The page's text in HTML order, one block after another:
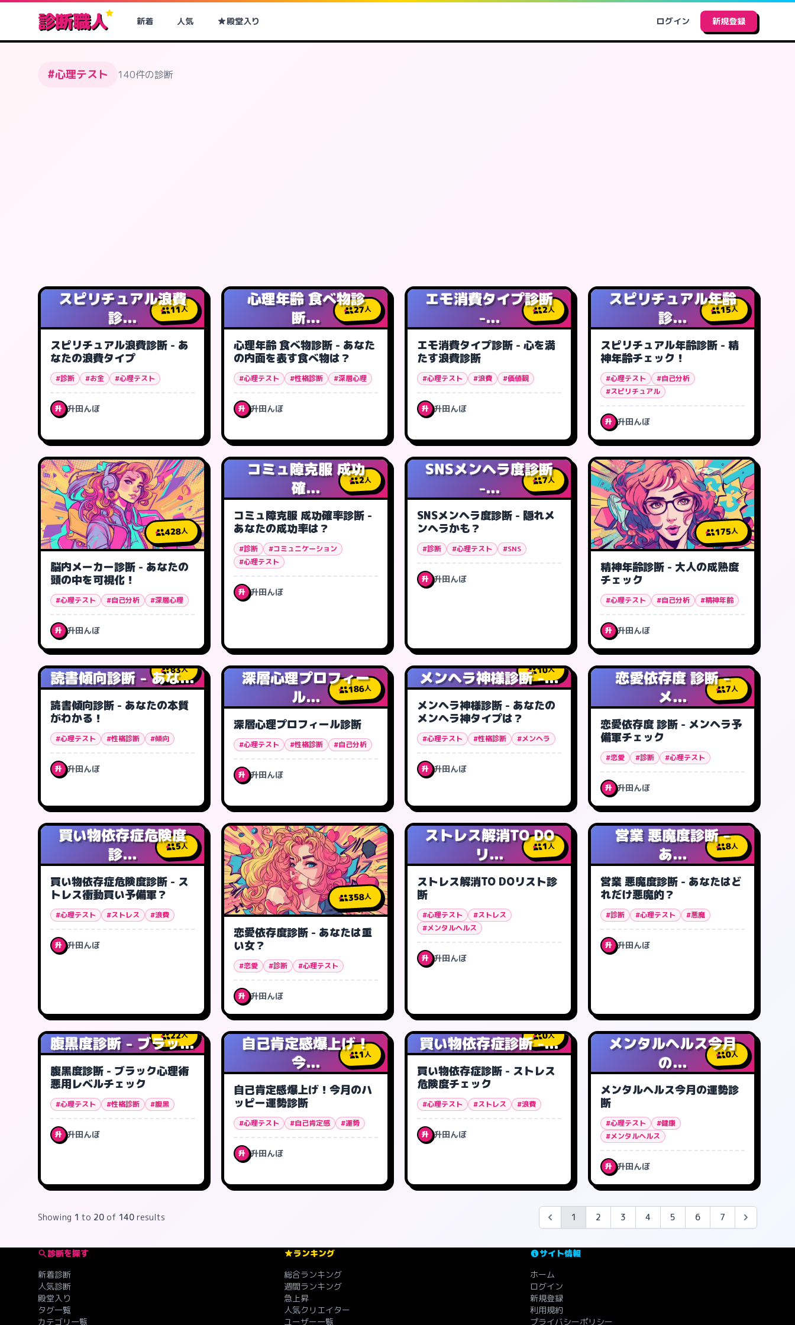
診断職人 新着 人気 殿堂入り ログイン 新規登録
#心理テスト 140件の診断
スピリチュアル浪費
診...
11人
スピリチュアル浪費診断 - あ
なたの浪費タイプ
#診断 #お金 #心理テスト
升 升田んぼ
心理年齢 食べ物診
断...
27人
心理年齢 食べ物診断 - あなた
の内面を表す食べ物は？
#心理テスト #性格診断 #深層心理
升 升田んぼ
エモ消費タイプ診断
-...
2人
エモ消費タイプ診断 - 心を満
たす浪費診断
#心理テスト #浪費 #価値観
升 升田んぼ
スピリチュアル年齢
診...
15人
スピリチュアル年齢診断 - 精
神年齢チェック！
#心理テスト
#自己分析
#スピリチュアル
升 升田んぼ
428人
脳内メーカー診断 - あなたの
頭の中を可視化！
#心理テスト #自己分析 #深層心理
升 升田んぼ
コミュ障克服 成功
確...
2人
コミュ障克服 成功確率診断 -
あなたの成功率は？
#診断
#コミュニケーション
#心理テスト
升 升田んぼ
SNSメンヘラ度診断
-...
7人
SNSメンヘラ度診断 - 隠れメ
ンヘラかも？
#診断 #心理テスト #SNS
升 升田んぼ
175人
精神年齢診断 - 大人の成熟度
チェック
#心理テスト #自己分析 #精神年齢
升 升田んぼ
読書傾向診断 - あな...
83人
読書傾向診断 - あなたの本質
がわかる！
#心理テスト #性格診断 #傾向
升 升田んぼ
深層心理プロフィー
ル...
186人
深層心理プロフィール診断
#心理テスト #性格診断 #自己分析
升 升田んぼ
メンヘラ神様診断 -...
10人
メンヘラ神様診断 - あなたの
メンヘラ神タイプは？
#心理テスト #性格診断 #メンヘラ
升 升田んぼ
恋愛依存度 診断 -
メ...
7人
恋愛依存度 診断 - メンヘラ予
備軍チェック
#恋愛 #診断 #心理テスト
升 升田んぼ
買い物依存症危険度
診...
5人
買い物依存症危険度診断 - ス
トレス衝動買い予備軍？
#心理テスト #ストレス #浪費
升 升田んぼ
358人
恋愛依存度診断 - あなたは重
い女？
#恋愛 #診断 #心理テスト
升 升田んぼ
ストレス解消TO DO
リ...
1人
ストレス解消TO DOリスト診
断
#心理テスト
#ストレス
#メンタルヘルス
升 升田んぼ
営業 悪魔度診断 -
あ...
8人
営業 悪魔度診断 - あなたはど
れだけ悪魔的？
#診断 #心理テスト #悪魔
升 升田んぼ
腹黒度診断 - ブラッ...
22人
腹黒度診断 - ブラック心理術
悪用レベルチェック
#心理テスト #性格診断 #腹黒
升 升田んぼ
自己肯定感爆上げ！
今...
1人
自己肯定感爆上げ！今月のハ
ッピー運勢診断
#心理テスト #自己肯定感 #運勢
升 升田んぼ
買い物依存症診断 -...
0人
買い物依存症診断 - ストレス
危険度チェック
#心理テスト #ストレス #浪費
升 升田んぼ
メンタルヘルス今月
の...
0人
メンタルヘルス今月の運勢診
断
#心理テスト
#健康
#メンタルヘルス
升 升田んぼ
Showing 1 to 20 of 140 results 1 2 3 4 5 6 7
診断を探す
新着診断
人気診断
殿堂入り
タグ一覧
カテゴリ一覧
ランキング
総合ランキング
週間ランキング
急上昇
人気クリエイター
ユーザー一覧
サイト情報
ホーム
ログイン
新規登録
利用規約
プライバシーポリシー